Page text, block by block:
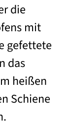
die
mit
gefettete
das
heißen
Schiene